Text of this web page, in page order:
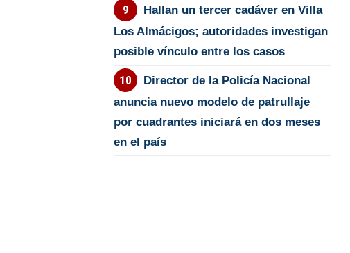
Hallan un tercer cadáver en Villa
Los Almácigos; autoridades investigan
posible vínculo entre los casos
Director de la Policía Nacional
anuncia nuevo modelo de patrullaje
por cuadrantes iniciará en dos meses
en el país